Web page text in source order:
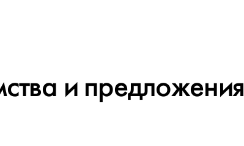
и предложения